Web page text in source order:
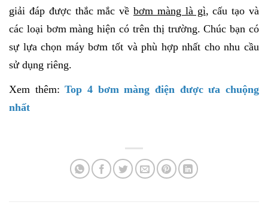
giải đáp được thắc mắc về bơm màng là gì, cấu tạo và
các loại bơm màng hiện có trên thị trường. Chúc bạn có
sự lựa chọn máy bơm tốt và phù hợp nhất cho nhu cầu
sử dụng riêng.
Xem thêm:Top 4 bơm màng điện được ưa chuộng
nhất